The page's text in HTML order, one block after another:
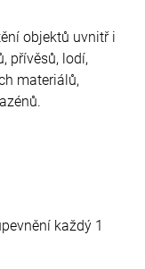
objektů uvnitř i
přívěsů, lodí,
materiálů,
každý 1